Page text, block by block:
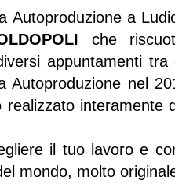
Autoproduzione a
che
appuntamenti
Autoproduzione nel
interamente
il tuo lavoro e
mondo, molto